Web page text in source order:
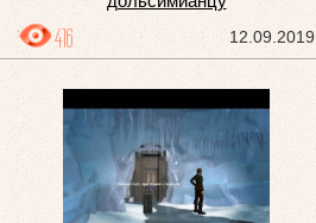
12.09.2019
416